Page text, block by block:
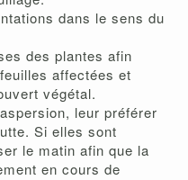
dans le sens du
des plantes afin
affectées et
végétal.
leur préférer
Si elles sont
le matin afin que la
en cours de